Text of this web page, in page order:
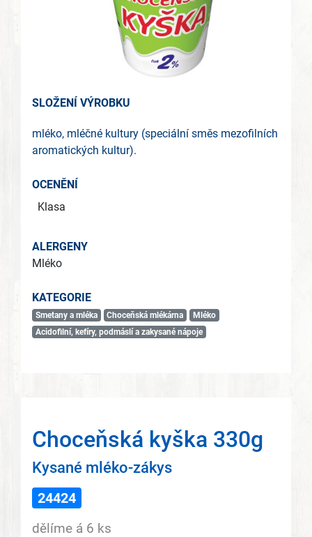
SLOŽENÍ VÝROBKU
mléko, mléčné kultury (speciální směs mezofilních
aromatických kultur).
OCENĚNÍ
Klasa
ALERGENY
Mléko
KATEGORIE
Smetany a mléka Choceňská mlékárna
Mléko
Acidofilní, kefíry, podmáslí a zakysané nápoje
Choceňská kyška 330g
Kysané mléko-zákys
24424
dělíme á 6 ks